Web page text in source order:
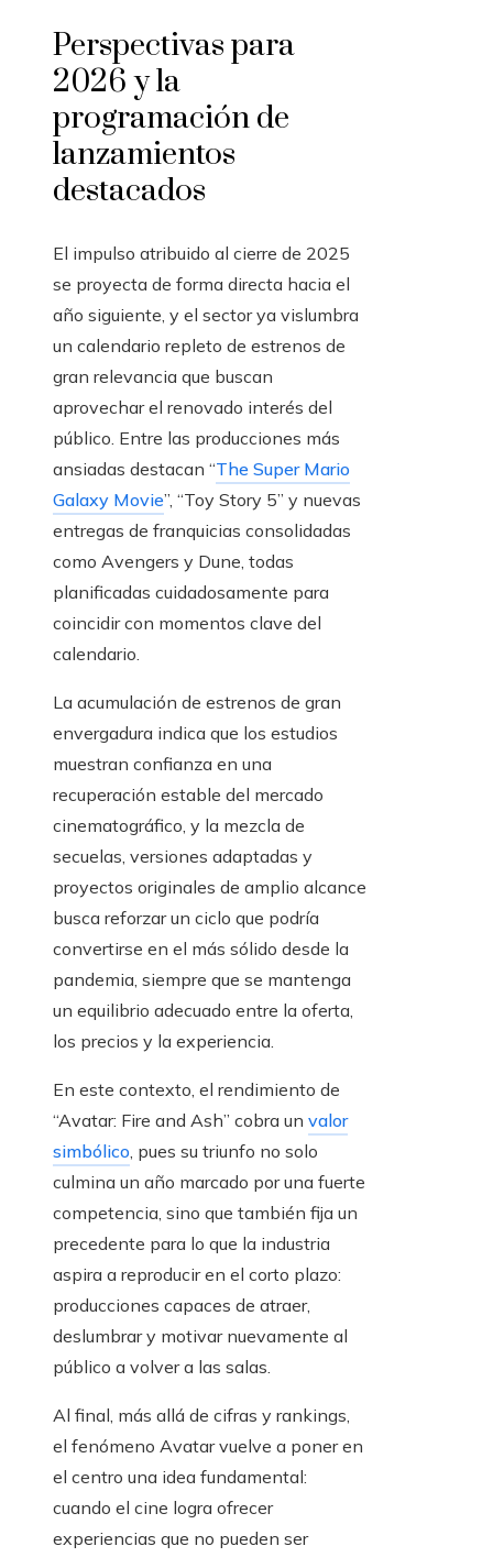
Perspectivas para
2026 y la
programación de
lanzamientos
destacados
El impulso atribuido al cierre de 2025
se proyecta de forma directa hacia el
año siguiente, y el sector ya vislumbra
un calendario repleto de estrenos de
gran relevancia que buscan
aprovechar el renovado interés del
público. Entre las producciones más
ansiadas destacan “The Super Mario
Galaxy Movie”, “Toy Story 5” y nuevas
entregas de franquicias consolidadas
como Avengers y Dune, todas
planificadas cuidadosamente para
coincidir con momentos clave del
calendario.
La acumulación de estrenos de gran
envergadura indica que los estudios
muestran confianza en una
recuperación estable del mercado
cinematográfico, y la mezcla de
secuelas, versiones adaptadas y
proyectos originales de amplio alcance
busca reforzar un ciclo que podría
convertirse en el más sólido desde la
pandemia, siempre que se mantenga
un equilibrio adecuado entre la oferta,
los precios y la experiencia.
En este contexto, el rendimiento de
“Avatar: Fire and Ash” cobra un valor
simbólico, pues su triunfo no solo
culmina un año marcado por una fuerte
competencia, sino que también fija un
precedente para lo que la industria
aspira a reproducir en el corto plazo:
producciones capaces de atraer,
deslumbrar y motivar nuevamente al
público a volver a las salas.
Al final, más allá de cifras y rankings,
el fenómeno Avatar vuelve a poner en
el centro una idea fundamental:
cuando el cine logra ofrecer
experiencias que no pueden ser